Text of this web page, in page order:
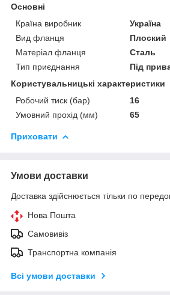
Основні
Країна виробник
Україна
Вид фланця
Плоский
Матеріал фланця
Сталь
Тип приєднання
Під
Користувальницькі характеристики
Робочий тиск (бар)
16
Умовний прохід (мм)
65
Приховати
Умови доставки
Доставка здійснюється тільки по
Нова Пошта
Самовивіз
Транспортна компанія
Всі умови доставки